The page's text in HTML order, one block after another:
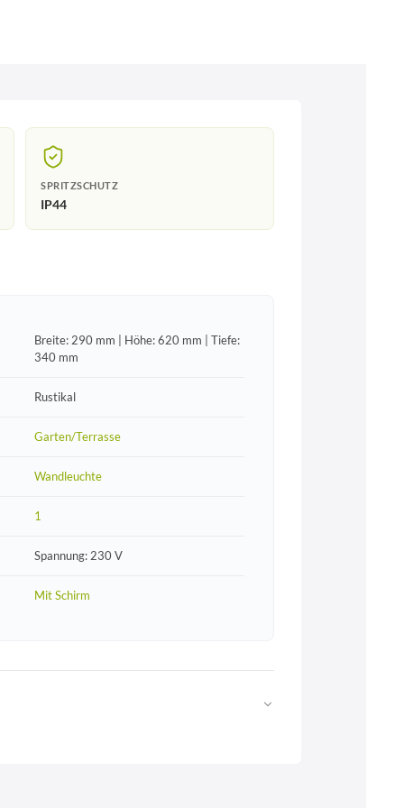
SPRITZSCHUTZ
IP44
Breite: 290 mm | Höhe: 620 mm | Tiefe:
340 mm
Rustikal
Garten/Terrasse
Wandleuchte
1
Spannung: 230 V
Mit Schirm